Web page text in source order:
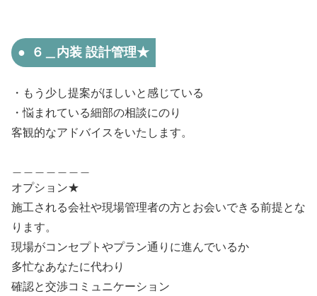
６＿内装 設計管理★
・もう少し提案がほしいと感じている
・悩まれている細部の相談にのり
客観的なアドバイスをいたします。
オプション★
施工される会社や現場管理者の方とお会いできる前提とな
ります。
現場がコンセプトやプラン通りに進んでいるか
多忙なあなたに代わり
確認と交渉コミュニケーション